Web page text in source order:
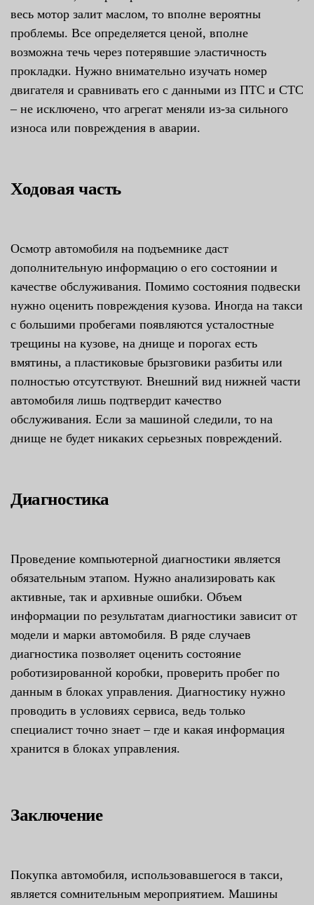
весь мотор залит маслом, то вполне вероятны
проблемы. Все определяется ценой, вполне
возможна течь через потерявшие эластичность
прокладки. Нужно внимательно изучать номер
двигателя и сравнивать его с данными из ПТС и СТС
– не исключено, что агрегат меняли из-за сильного
износа или повреждения в аварии.
Ходовая часть
Осмотр автомобиля на подъемнике даст
дополнительную информацию о его состоянии и
качестве обслуживания. Помимо состояния подвески
нужно оценить повреждения кузова. Иногда на такси
с большими пробегами появляются усталостные
трещины на кузове, на днище и порогах есть
вмятины, а пластиковые брызговики разбиты или
полностью отсутствуют. Внешний вид нижней части
автомобиля лишь подтвердит качество
обслуживания. Если за машиной следили, то на
днище не будет никаких серьезных повреждений.
Диагностика
Проведение компьютерной диагностики является
обязательным этапом. Нужно анализировать как
активные, так и архивные ошибки. Объем
информации по результатам диагностики зависит от
модели и марки автомобиля. В ряде случаев
диагностика позволяет оценить состояние
роботизированной коробки, проверить пробег по
данным в блоках управления. Диагностику нужно
проводить в условиях сервиса, ведь только
специалист точно знает – где и какая информация
хранится в блоках управления.
Заключение
Покупка автомобиля, использовавшегося в такси,
является сомнительным мероприятием. Машины